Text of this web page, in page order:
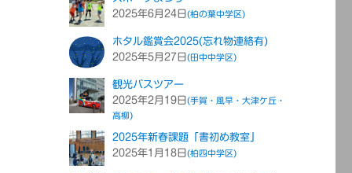
2025年6月24日(柏の葉中学区)
ホタル鑑賞会2025(忘れ物連絡有)
2025年5月27日(田中中学区)
観光バスツアー
2025年2月19日(手賀・風早・大津ケ丘・
高柳)
2025年新春課題「書初め教室」
2025年1月18日(柏四中学区)